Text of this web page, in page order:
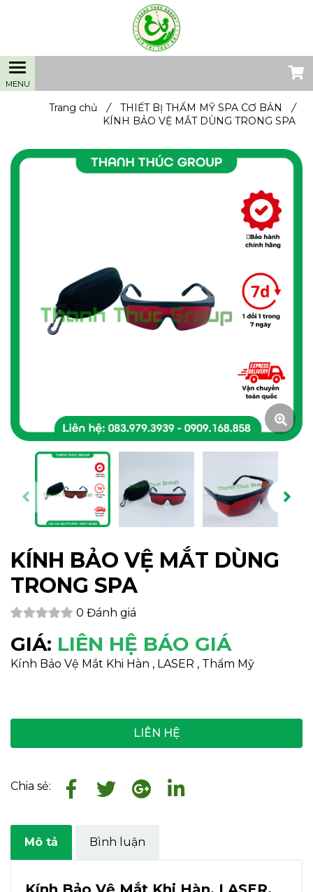
KÍNH BẢO VỆ MẮT DÙNG
TRONG SPA
0 Đánh giá
GIÁ: LIÊN HỆ BÁO GIÁ
Kính Bảo Vệ Mắt Khi Hàn , LASER , Thẩm Mỹ
LIÊN HỆ
Chia sẻ:
Mô tả Bình luận
Trang chủ / THIẾT BỊ THẨM MỸ SPA CƠ BẢN
/
KÍNH BẢO VỆ MẮT DÙNG TRONG SPA